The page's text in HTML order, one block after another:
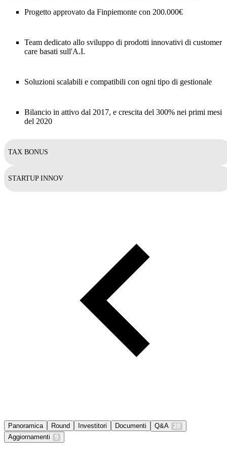
Progetto approvato da Finpiemonte con 200.000€
Team dedicato allo sviluppo di prodotti innovativi di customer
care basati sull'A.I.
Soluzioni scalabili e compatibili con ogni tipo di gestionale
Bilancio in attivo dal 2017, e crescita del 300% nei primi mesi
del 2020
TAX BONUS
STARTUP INNOV
Panoramica Round Investitori Documenti Q&A 28
Aggiornamenti
9